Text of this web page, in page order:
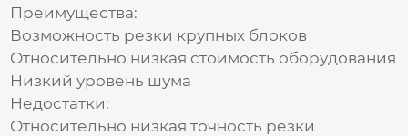
Преимущества:
Возможность резки крупных блоков
Относительно низкая стоимость оборудования
Низкий уровень шума
Недостатки:
Относительно низкая точность резки